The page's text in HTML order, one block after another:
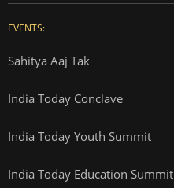
EVENTS:
Sahitya Aaj Tak
India Today Conclave
India Today Youth Summit
India Today Education Summit